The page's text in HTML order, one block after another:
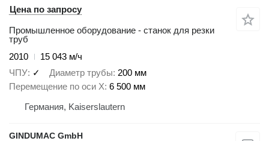
Цена по запросу
Промышленное оборудование - станок для резки
труб
2010
15 043 м/ч
ЧПУ ✓ Диаметр трубы 200 мм
Перемещение по оси X 6 500 мм
Германия, Kaiserslautern
GINDUMAC GmbH